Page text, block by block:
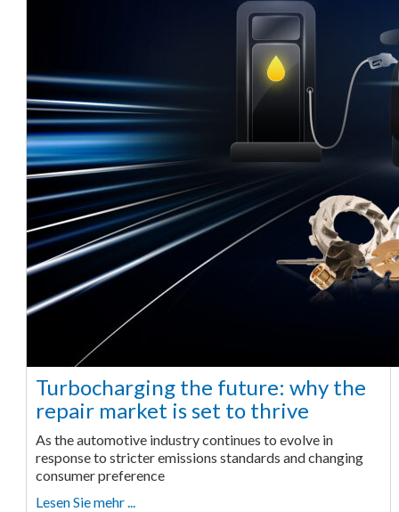
Turbocharging the future: why the
repair market is set to thrive
As the automotive industry continues to evolve in
response to stricter emissions standards and changing
consumer preference
Lesen Sie mehr ...